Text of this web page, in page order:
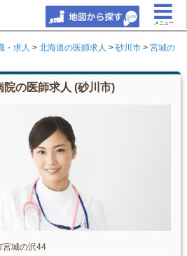
メニュー
・求人 > 北海道の医師求人 > 砂川市 > 宮城の
院の医師求人 (砂川市)
宮城の沢44